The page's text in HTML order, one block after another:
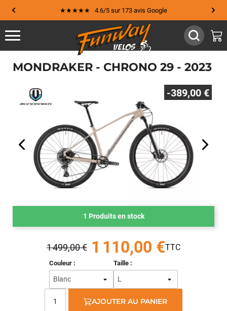
★★★★★ 4.6/5 sur 173 avis Google
MONDRAKER - CHRONO 29 - 2023
-389,00 €
1 Produits en stock
Couleur : Taille :
1 499,00 € 1 110,00 €
AJOUTER AU PANIER